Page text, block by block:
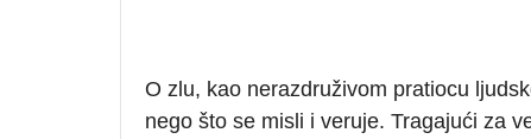
O zlu, kao nerazdruživom pratiocu
nego što se misli i veruje. Tragajući za